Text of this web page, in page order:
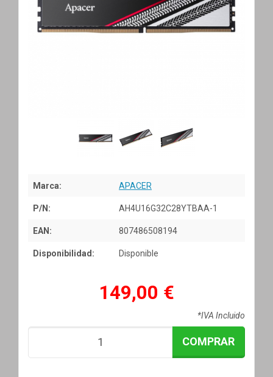
Marca: APACER
P/N: AH4U16G32C28YTBAA-1
EAN: 807486508194
Disponibilidad: Disponible
149,00 €
*IVA Incluido
COMPRAR